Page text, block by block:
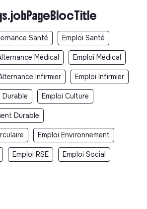
Santé Emploi Santé
Médical Emploi Médical
Infirmier Emploi Infirmier
Durable Emploi Culture
Durable
Emploi Environnement
Emploi RSE Emploi Social